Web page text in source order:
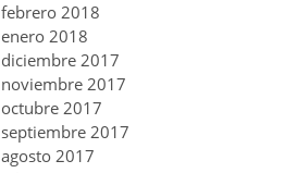
febrero 2018
enero 2018
diciembre 2017
noviembre 2017
octubre 2017
septiembre 2017
agosto 2017